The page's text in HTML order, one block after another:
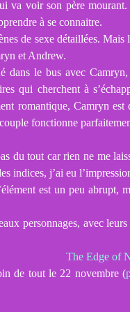
va voir son père
à se connaitre.
de sexe détaillées. Mais
et Andrew.
dans le bus avec
qui cherchent à
romantique, Camryn est
fonctionne
du tout car rien ne me
indices, j’ai eu
est un peu abrupt,
personnages, avec
The Edge of
de tout le 22 novembre (